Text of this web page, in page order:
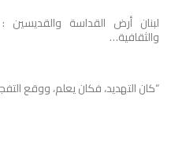
لبنان أرض القداسة والقديسين :
والثقافية…
“كان التهديد، فكان يعلم، ووقع التفجير”